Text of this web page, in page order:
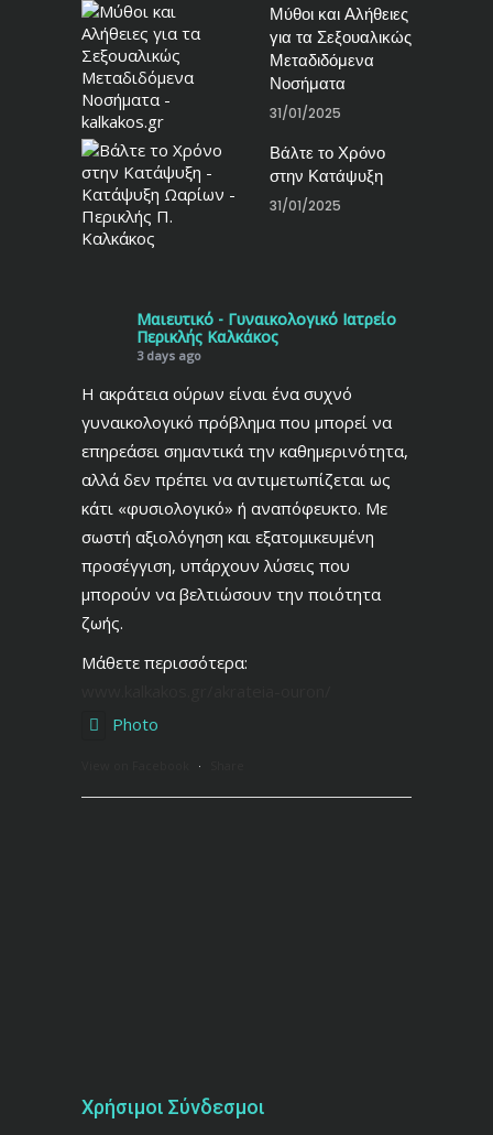
Μύθοι και Αλήθειες
για τα Σεξουαλικώς
Μεταδιδόμενα
Νοσήματα
31/01/2025
Βάλτε το Χρόνο
στην Κατάψυξη
31/01/2025
Μαιευτικό - Γυναικολογικό Ιατρείο
Περικλής Καλκάκος
3 days ago
Η ακράτεια ούρων είναι ένα συχνό
γυναικολογικό πρόβλημα που μπορεί να
επηρεάσει σημαντικά την καθημερινότητα,
αλλά δεν πρέπει να αντιμετωπίζεται ως
κάτι «φυσιολογικό» ή αναπόφευκτο. Με
σωστή αξιολόγηση και εξατομικευμένη
προσέγγιση, υπάρχουν λύσεις που
μπορούν να βελτιώσουν την ποιότητα
ζωής.
Μάθετε περισσότερα:
Photo
·
Χρήσιμοι Σύνδεσμοι